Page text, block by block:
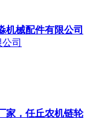
机械配件有限公司
司
家，任丘农机链轮